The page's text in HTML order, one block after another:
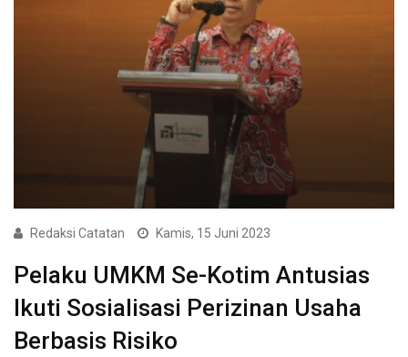
Redaksi Catatan Kamis, 15 Juni 2023
Pelaku UMKM Se-Kotim Antusias
Ikuti Sosialisasi Perizinan Usaha
Berbasis Risiko